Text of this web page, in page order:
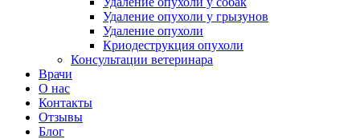
Удаление опухоли у грызунов
Удаление опухоли
Криодеструкция опухоли
Консультации ветеринара
Врачи
О нас
Контакты
Отзывы
Блог